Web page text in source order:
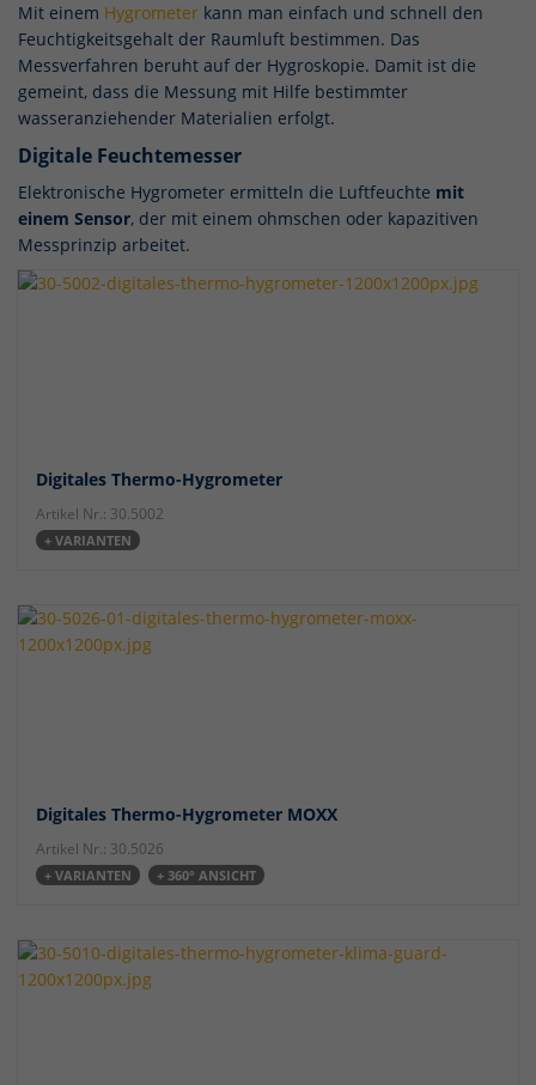
Mit einem Hygrometer kann man einfach und schnell den
Feuchtigkeitsgehalt der Raumluft bestimmen. Das
Messverfahren beruht auf der Hygroskopie. Damit ist die
gemeint, dass die Messung mit Hilfe bestimmter
wasseranziehender Materialien erfolgt.
Digitale Feuchtemesser
Elektronische Hygrometer ermitteln die Luftfeuchte mit
einem Sensor, der mit einem ohmschen oder kapazitiven
Messprinzip arbeitet.
Digitales Thermo-Hygrometer
Artikel Nr.: 30.5002
+ VARIANTEN
Digitales Thermo-Hygrometer MOXX
Artikel Nr.: 30.5026
+ VARIANTEN + 360° ANSICHT